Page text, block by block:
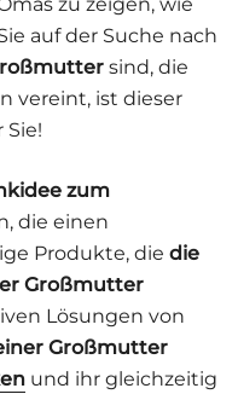
auf der Suche nach
sind, die
vereint, ist dieser
zum
die einen
Produkte, die die
Großmutter
Lösungen von
Großmutter
und ihr gleichzeitig